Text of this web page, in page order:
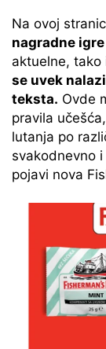
Na ovoj
nagradne
aktuelne, tako
se uvek
teksta. Ovde
pravila
lutanja po
svakodnevno
pojavi nova